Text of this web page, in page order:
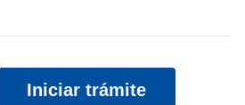
Iniciar trámite